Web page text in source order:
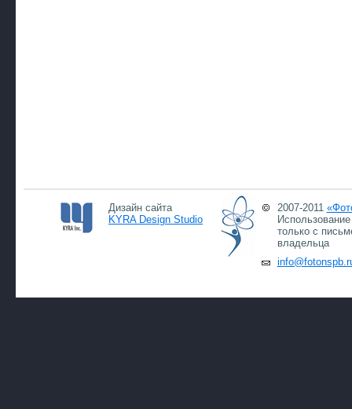
Дизайн сайта
KYRA Design Studio
2007-2011
только с
владельца